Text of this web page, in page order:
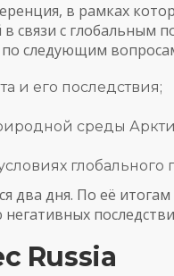
в рамках
связи с глобальным
по следующим
и его последствия;
среды
глобального
два дня. По её итогам
Russia